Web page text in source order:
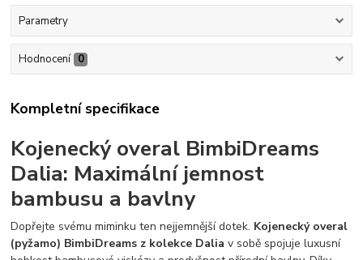
Parametry
Hodnocení 0
Kompletní specifikace
Kojenecký overal BimbiDreams
Dalia: Maximální jemnost
bambusu a bavlny
Dopřejte svému miminku ten nejjemnější dotek. Kojenecký overal
(pyžamo) BimbiDreams z kolekce Dalia v sobě spojuje luxusní